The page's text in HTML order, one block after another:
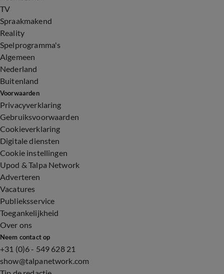
TV
Spraakmakend
Reality
Spelprogramma's
Algemeen
Nederland
Buitenland
Voorwaarden
Privacyverklaring
Gebruiksvoorwaarden
Cookieverklaring
Digitale diensten
Cookie instellingen
Upod & Talpa Network
Adverteren
Vacatures
Publieksservice
Toegankelijkheid
Over ons
Neem contact op
+31 (0)6 - 549 628 21
show@talpanetwork.com